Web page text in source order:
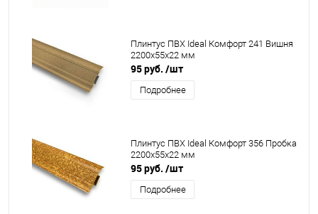
Плинтус ПВХ Ideal Комфорт 241 Вишня
2200x55x22 мм
95 руб. /шт
Подробнее
Плинтус ПВХ Ideal Комфорт 356 Пробка
2200x55x22 мм
95 руб. /шт
Подробнее